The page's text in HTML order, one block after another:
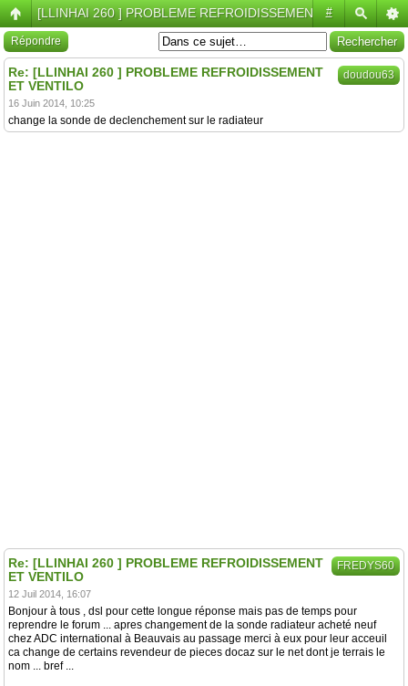
#
[LLINHAI 260 ] PROBLEME REFROIDISSEMENT ET VENTILO
Répondre
doudou63
Re: [LLINHAI 260 ] PROBLEME REFROIDISSEMENT
ET VENTILO
16 Juin 2014, 10:25
change la sonde de declenchement sur le radiateur
FREDYS60
Re: [LLINHAI 260 ] PROBLEME REFROIDISSEMENT
ET VENTILO
12 Juil 2014, 16:07
Bonjour à tous , dsl pour cette longue réponse mais pas de temps pour
reprendre le forum ... apres changement de la sonde radiateur acheté neuf
chez ADC international à Beauvais au passage merci à eux pour leur acceuil
ca change de certains revendeur de pieces docaz sur le net dont je terrais le
nom ... bref ...